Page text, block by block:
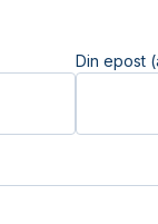
Din epost